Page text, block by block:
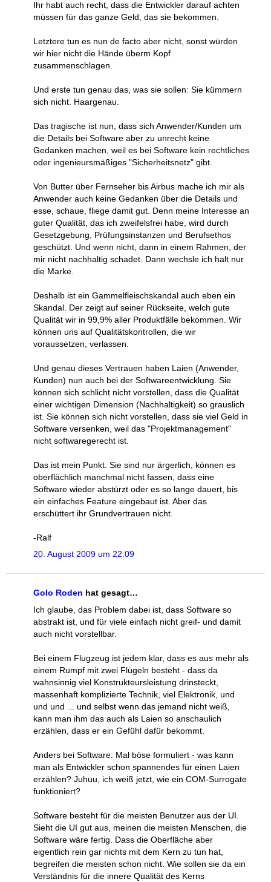
Ihr habt auch recht, dass die Entwickler darauf achten
müssen für das ganze Geld, das sie bekommen.
Letztere tun es nun de facto aber nicht, sonst würden
wir hier nicht die Hände überm Kopf
zusammenschlagen.
Und erste tun genau das, was sie sollen: Sie kümmern
sich nicht. Haargenau.
Das tragische ist nun, dass sich Anwender/Kunden um
die Details bei Software aber zu unrecht keine
Gedanken machen, weil es bei Software kein rechtliches
oder ingenieursmäßiges "Sicherheitsnetz" gibt.
Von Butter über Fernseher bis Airbus mache ich mir als
Anwender auch keine Gedanken über die Details und
esse, schaue, fliege damit gut. Denn meine Interesse an
guter Qualität, das ich zweifelsfrei habe, wird durch
Gesetzgebung, Prüfungsinstanzen und Berufsethos
geschützt. Und wenn nicht, dann in einem Rahmen, der
mir nicht nachhaltig schadet. Dann wechsle ich halt nur
die Marke.
Deshalb ist ein Gammelfleischskandal auch eben ein
Skandal. Der zeigt auf seiner Rückseite, welch gute
Qualität wir in 99,9% aller Produktfälle bekommen. Wir
können uns auf Qualitätskontrollen, die wir
voraussetzen, verlassen.
Und genau dieses Vertrauen haben Laien (Anwender,
Kunden) nun auch bei der Softwareentwicklung. Sie
können sich schlicht nicht vorstellen, dass die Qualität
einer wichtigen Dimension (Nachhaltigkeit) so grauslich
ist. Sie können sich nicht vorstellen, dass sie viel Geld in
Software versenken, weil das "Projektmanagement"
nicht softwaregerecht ist.
Das ist mein Punkt. Sie sind nur ärgerlich, können es
oberflächlich manchmal nicht fassen, dass eine
Software wieder abstürzt oder es so lange dauert, bis
ein einfaches Feature eingebaut ist. Aber das
erschüttert ihr Grundvertrauen nicht.
-Ralf
20. August 2009 um 22:09
Golo Roden hat gesagt…
Ich glaube, das Problem dabei ist, dass Software so
abstrakt ist, und für viele einfach nicht greif- und damit
auch nicht vorstellbar.
Bei einem Flugzeug ist jedem klar, dass es aus mehr als
einem Rumpf mit zwei Flügeln besteht - dass da
wahnsinnig viel Konstrukteursleistung drinsteckt,
massenhaft komplizierte Technik, viel Elektronik, und
und und ... und selbst wenn das jemand nicht weiß,
kann man ihm das auch als Laien so anschaulich
erzählen, dass er ein Gefühl dafür bekommt.
Anders bei Software: Mal böse formuliert - was kann
man als Entwickler schon spannendes für einen Laien
erzählen? Juhuu, ich weiß jetzt, wie ein COM-Surrogate
funktioniert?
Software besteht für die meisten Benutzer aus der UI.
Sieht die UI gut aus, meinen die meisten Menschen, die
Software wäre fertig. Dass die Oberfläche aber
eigentlich rein gar nichts mit dem Kern zu tun hat,
begreifen die meisten schon nicht. Wie sollen sie da ein
Verständnis für die innere Qualität des Kerns